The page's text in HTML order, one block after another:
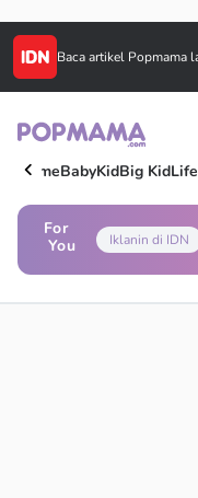
Baca artikel Popmama
HomeBabyKidBig KidLife
For
You
Iklanin di IDN